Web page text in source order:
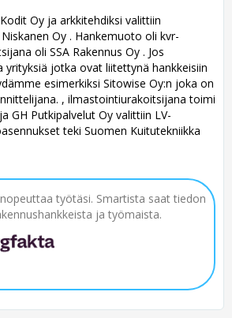
Oy ja arkkitehdiksi valittiin
Oy . Hankemuoto oli kvr-
oli SSA Rakennus Oy . Jos
yrityksiä jotka ovat liitettynä hankkeisiin
esimerkiksi Sitowise Oy:n joka on
, ilmastointiurakoitsijana toimi
GH Putkipalvelut Oy valittiin LV-
teki Suomen Kuitutekniikka
työtäsi. Smartista saat tiedon
ja työmaista.